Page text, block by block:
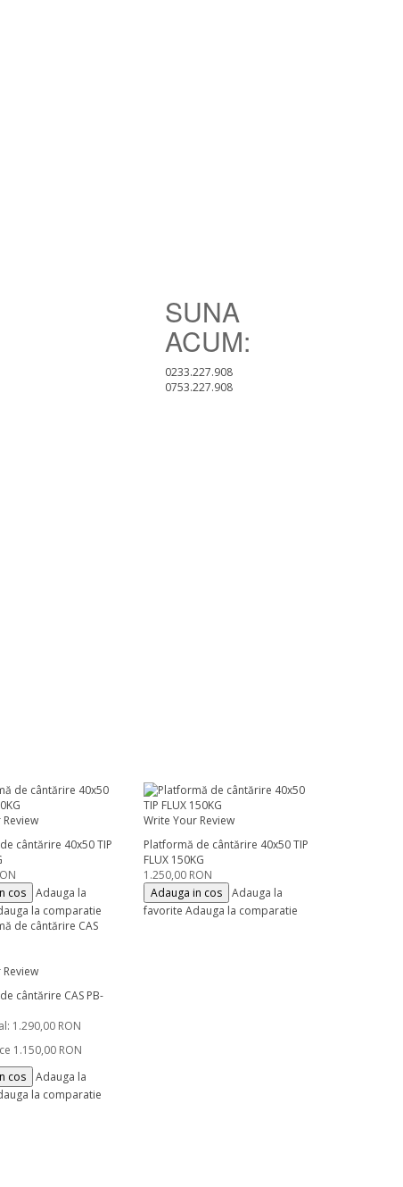
SUNA
ACUM:
0233.227.908
0753.227.908
cântărire 40x50 TIP
cos
Adauga la
la comparatie
Write Your Review
Platformă de cântărire 40x50 TIP
FLUX 150KG
1.250,00 RON
Adauga in cos
Adauga la
favorite Adauga la comparatie
cântărire CAS PB-
1.290,00 RON
1.150,00 RON
cos
Adauga la
la comparatie